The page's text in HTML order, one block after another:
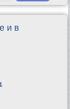
и в